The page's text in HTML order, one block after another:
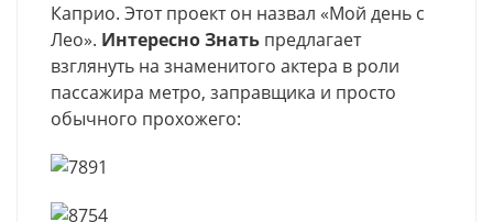
Каприо. Этот проект он назвал «Мой день с
Лео». Интересно Знать предлагает
взглянуть на знаменитого актера в роли
пассажира метро, заправщика и просто
обычного прохожего: